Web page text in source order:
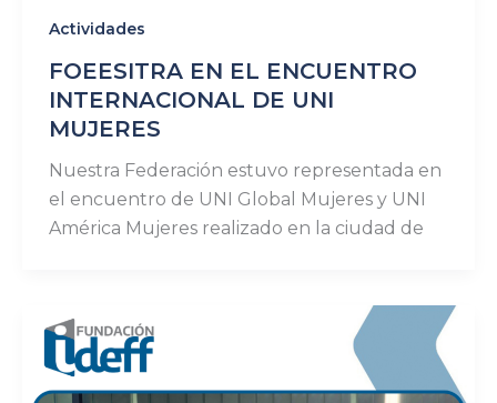
Actividades
FOEESITRA EN EL ENCUENTRO
INTERNACIONAL DE UNI
MUJERES
Nuestra Federación estuvo representada en
el encuentro de UNI Global Mujeres y UNI
América Mujeres realizado en la ciudad de